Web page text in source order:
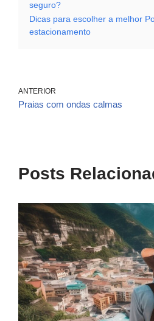
seguro?
Dicas para escolher a melhor
estacionamento
ANTERIOR
Praias com ondas calmas
Posts